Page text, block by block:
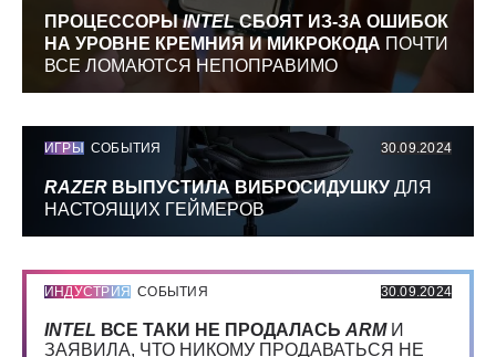
ПРОЦЕССОРЫINTELСБОЯТ ИЗ-ЗА ОШИБОК
НА УРОВНЕ КРЕМНИЯ И МИКРОКОДА ПОЧТИ
ВСЕ ЛОМАЮТСЯ НЕПОПРАВИМО
ИГРЫ СОБЫТИЯ 30.09.2024
RAZER ВЫПУСТИЛА ВИБРОСИДУШКУ ДЛЯ
НАСТОЯЩИХ ГЕЙМЕРОВ
ИНДУСТРИЯ СОБЫТИЯ 30.09.2024
INTEL ВСЕ ТАКИ НЕ ПРОДАЛАСЬ ARMИ
ЗАЯВИЛА, ЧТО НИКОМУ ПРОДАВАТЬСЯ НЕ